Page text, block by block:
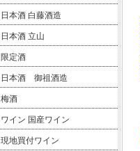
日本酒 白藤酒造
日本酒 立山
限定酒
日本酒 御祖酒造
梅酒
ワイン 国産ワイン
現地買付ワイン